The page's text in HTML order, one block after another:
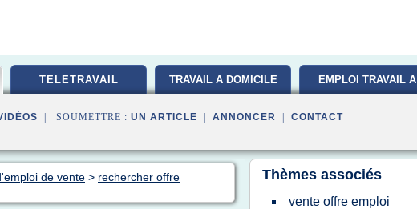
TELETRAVAIL TRAVAIL A DOMICILE EMPLOI TRAVAIL A
| SOUMETTRE : UN ARTICLE ANNONCER CONTACT
de vente > rechercher offre
Thèmes associés
vente offre emploi